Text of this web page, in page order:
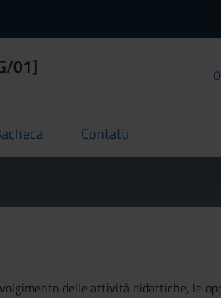
01]
Contatti
current
delle attività didattiche, le